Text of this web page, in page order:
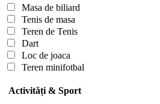
Masa de biliard
Tenis de masa
Teren de Tenis
Dart
Loc de joaca
Teren minifotbal
Activități & Sport